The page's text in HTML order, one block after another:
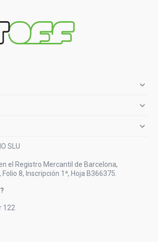



SLU
el Registro Mercantil de Barcelona,
8, Inscripción 1ª, Hoja B366375.
122